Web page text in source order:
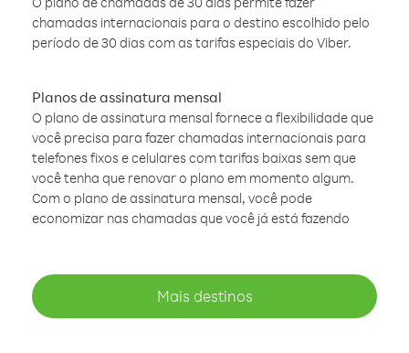
chamadas internacionais para o destino escolhido pelo
período de 30 dias com as tarifas especiais do Viber.
Planos de assinatura mensal
O plano de assinatura mensal fornece a flexibilidade que
você precisa para fazer chamadas internacionais para
telefones fixos e celulares com tarifas baixas sem que
você tenha que renovar o plano em momento algum.
Com o plano de assinatura mensal, você pode
economizar nas chamadas que você já está fazendo
Mais destinos